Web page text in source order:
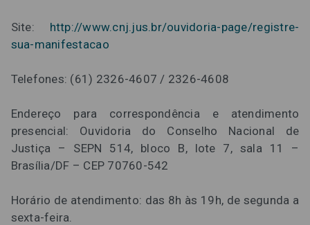
Site: http://www.cnj.jus.br/ouvidoria-page/registre-
sua-manifestacao
Telefones: (61) 2326-4607 / 2326-4608
Endereço para correspondência e atendimento
presencial: Ouvidoria do Conselho Nacional de
Justiça – SEPN 514, bloco B, lote 7, sala 11 –
Brasília/DF – CEP 70760-542
Horário de atendimento: das 8h às 19h, de segunda a
sexta-feira.